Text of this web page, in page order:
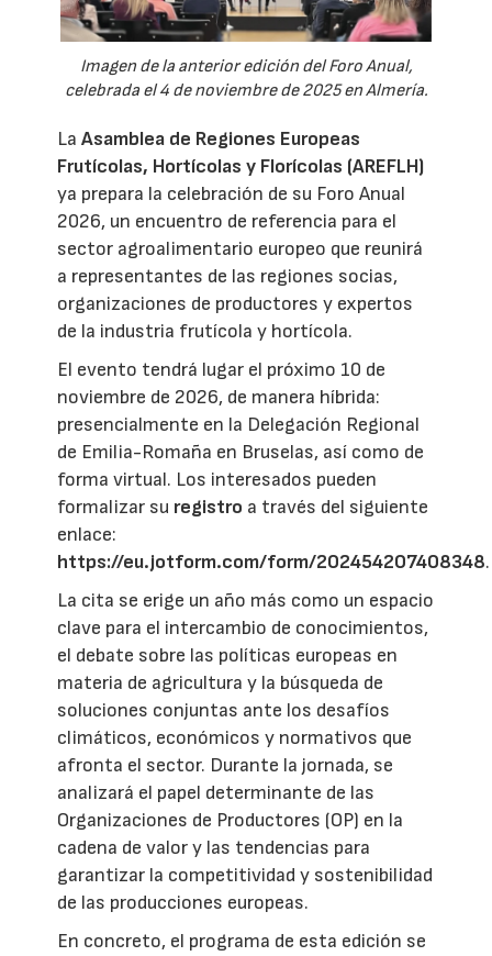
Imagen de la anterior edición del Foro Anual,
celebrada el 4 de noviembre de 2025 en Almería.
LaAsamblea de Regiones Europeas
Frutícolas, Hortícolas y Florícolas (AREFLH)
ya prepara la celebración de su Foro Anual
2026, un encuentro de referencia para el
sector agroalimentario europeo que reunirá
a representantes de las regiones socias,
organizaciones de productores y expertos
de la industria frutícola y hortícola.
El evento tendrá lugar el próximo 10 de
noviembre de 2026, de manera híbrida:
presencialmente en la Delegación Regional
de Emilia-Romaña en Bruselas, así como de
forma virtual. Los interesados pueden
formalizar su registro a través del siguiente
enlace:
https://eu.jotform.com/form/202454207408348.
La cita se erige un año más como un espacio
clave para el intercambio de conocimientos,
el debate sobre las políticas europeas en
materia de agricultura y la búsqueda de
soluciones conjuntas ante los desafíos
climáticos, económicos y normativos que
afronta el sector. Durante la jornada, se
analizará el papel determinante de las
Organizaciones de Productores (OP) en la
cadena de valor y las tendencias para
garantizar la competitividad y sostenibilidad
de las producciones europeas.
En concreto, el programa de esta edición se